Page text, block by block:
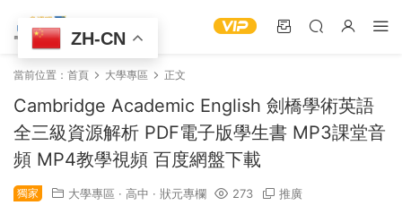
當前位置： 首頁 大學專區 正文
Cambridge Academic English 劍橋學術英語
全三級資源解析 PDF電子版學生書 MP3課堂音
頻 MP4教學視頻 百度網盤下載
獨家 大學專區 · 高中 · 狀元專欄 273 推廣
ZH-CN